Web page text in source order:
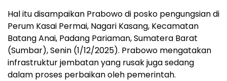
Hal itu disampaikan Prabowo di posko pengungsian di
Perum Kasai Permai, Nagari Kasang, Kecamatan
Batang Anai, Padang Pariaman, Sumatera Barat
(Sumbar), Senin (1/12/2025). Prabowo mengatakan
infrastruktur jembatan yang rusak juga sedang
dalam proses perbaikan oleh pemerintah.